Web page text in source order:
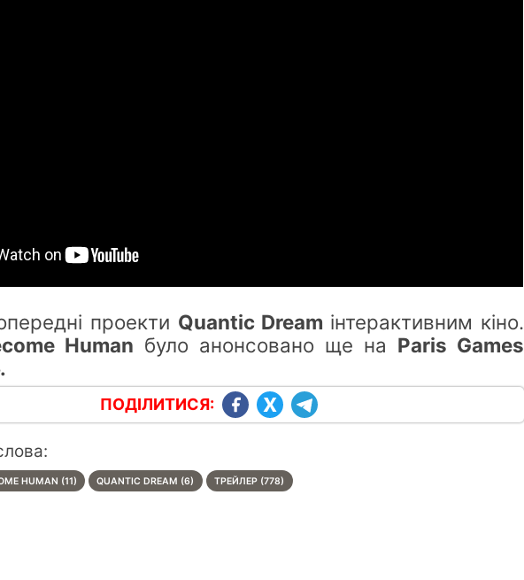
проекти Quantic Dream інтерактивним кіно.
Human було анонсовано ще на Paris Games
ПОДІЛИТИСЯ:
HUMAN (11) QUANTIC DREAM (6) ТРЕЙЛЕР (778)